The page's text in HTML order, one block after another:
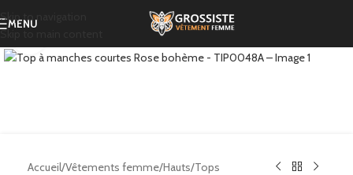
Skip to navigation
Skip to main content
MENU
Accueil/Vêtements femme/Hauts/Tops